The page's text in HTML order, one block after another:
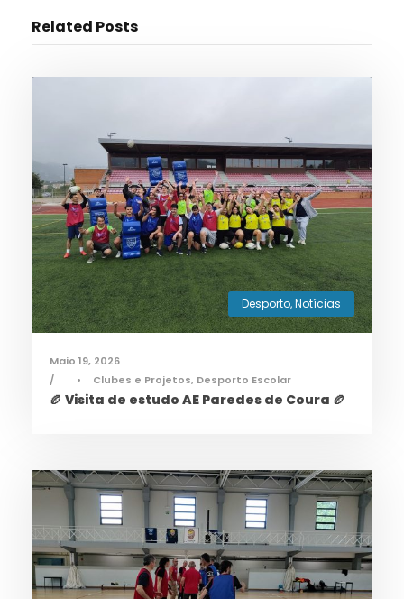
Related Posts
Desporto,Notícias
Maio 19, 2026
•
Clubes e Projetos, Desporto Escolar
🏉 Visita de estudo AE Paredes de Coura 🏉